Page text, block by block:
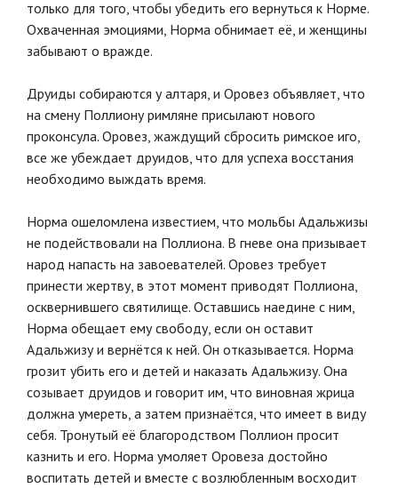
только для того, чтобы убедить его вернуться к Норме.
Охваченная эмоциями, Норма обнимает её, и женщины
забывают о вражде.
Друиды собираются у алтаря, и Оровез объявляет, что
на смену Поллиону римляне присылают нового
проконсула. Оровез, жаждущий сбросить римское иго,
все же убеждает друидов, что для успеха восстания
необходимо выждать время.
Норма ошеломлена известием, что мольбы Адальжизы
не подействовали на Поллиона. В гневе она призывает
народ напасть на завоевателей. Оровез требует
принести жертву, в этот момент приводят Поллиона,
осквернившего святилище. Оставшись наедине с ним,
Норма обещает ему свободу, если он оставит
Адальжизу и вернётся к ней. Он отказывается. Норма
грозит убить его и детей и наказать Адальжизу. Она
созывает друидов и говорит им, что виновная жрица
должна умереть, а затем признаётся, что имеет в виду
себя. Тронутый её благородством Поллион просит
казнить и его. Норма умоляет Оровеза достойно
воспитать детей и вместе с возлюбленным восходит